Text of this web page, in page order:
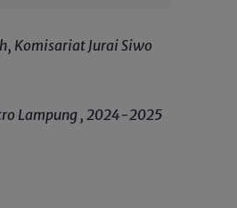
Komisariat Jurai Siwo
Lampung , 2024-2025